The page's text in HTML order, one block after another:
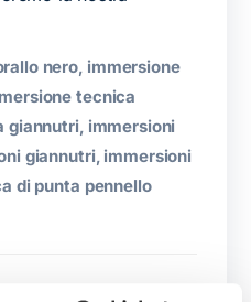
nero, immersione
tecnica
giannutri, immersioni
giannutri, immersioni
di punta pennello